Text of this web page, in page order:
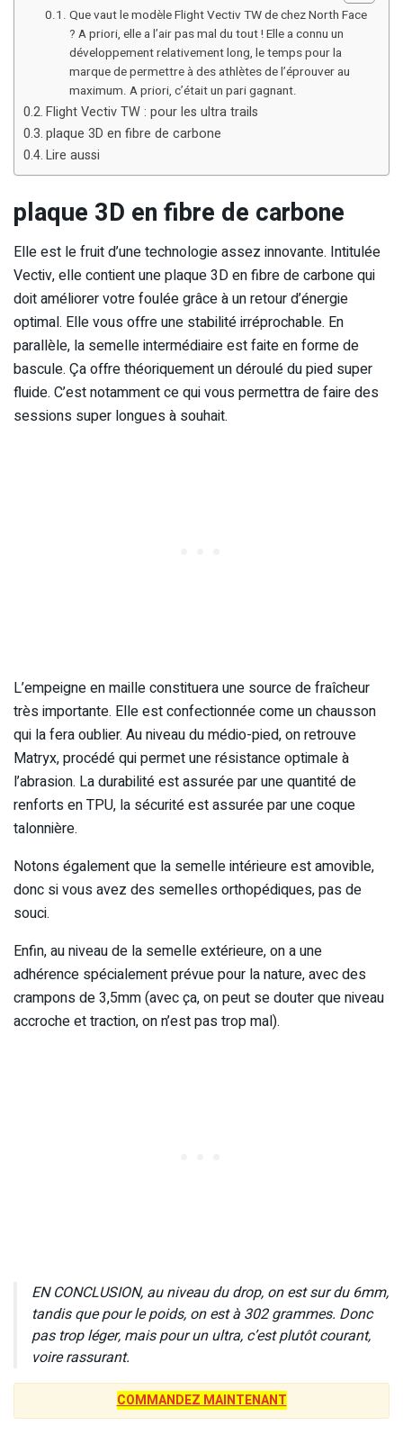
Que vaut le modèle Flight Vectiv TW de chez North Face
? A priori, elle a l’air pas mal du tout ! Elle a connu un
développement relativement long, le temps pour la
marque de permettre à des athlètes de l’éprouver au
maximum. A priori, c’était un pari gagnant.
Flight Vectiv TW : pour les ultra trails
plaque 3D en fibre de carbone
Lire aussi
plaque 3D en fibre de carbone
Elle est le fruit d’une technologie assez innovante. Intitulée
Vectiv, elle contient une plaque 3D en fibre de carbone qui
doit améliorer votre foulée grâce à un retour d’énergie
optimal. Elle vous offre une stabilité irréprochable. En
parallèle, la semelle intermédiaire est faite en forme de
bascule. Ça offre théoriquement un déroulé du pied super
fluide. C’est notamment ce qui vous permettra de faire des
sessions super longues à souhait.
L’empeigne en maille constituera une source de fraîcheur
très importante. Elle est confectionnée come un chausson
qui la fera oublier. Au niveau du médio-pied, on retrouve
Matryx, procédé qui permet une résistance optimale à
l’abrasion. La durabilité est assurée par une quantité de
renforts en TPU, la sécurité est assurée par une coque
talonnière.
Notons également que la semelle intérieure est amovible,
donc si vous avez des semelles orthopédiques, pas de
souci.
Enfin, au niveau de la semelle extérieure, on a une
adhérence spécialement prévue pour la nature, avec des
crampons de 3,5mm (avec ça, on peut se douter que niveau
accroche et traction, on n’est pas trop mal).
EN CONCLUSION, au niveau du drop, on est sur du 6mm,
tandis que pour le poids, on est à 302 grammes. Donc
pas trop léger, mais pour un ultra, c’est plutôt courant,
voire rassurant.
COMMANDEZ MAINTENANT